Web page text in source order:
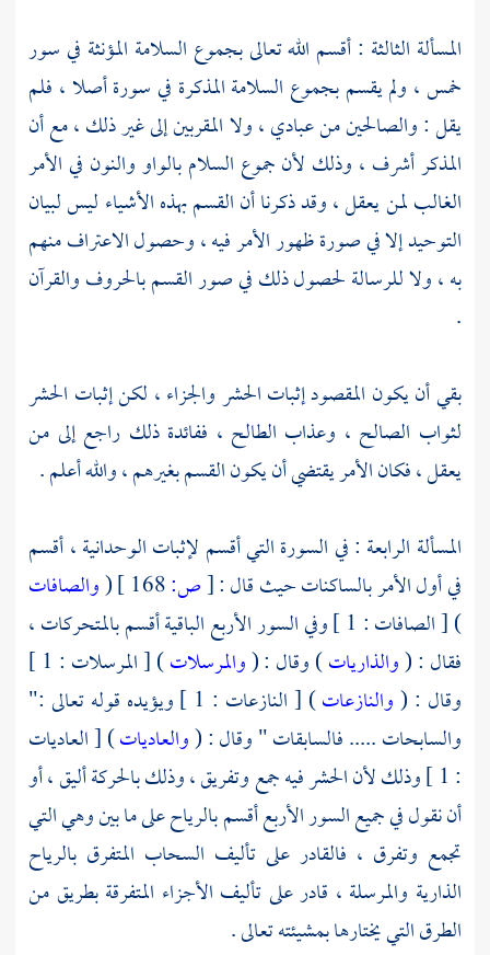
المسألة الثالثة : أقسم الله تعالى بجموع السلامة المؤنثة في سور
خمس ، ولم يقسم بجموع السلامة المذكرة في سورة أصلا ، فلم
يقل : والصالحين من عبادي ، ولا المقربين إلى غير ذلك ، مع أن
المذكر أشرف ، وذلك لأن جموع السلام بالواو والنون في الأمر
الغالب لمن يعقل ، وقد ذكرنا أن القسم بهذه الأشياء ليس لبيان
التوحيد إلا في صورة ظهور الأمر فيه ، وحصول الاعتراف منهم
به ، ولا للرسالة لحصول ذلك في صور القسم بالحروف والقرآن
.
بقي أن يكون المقصود إثبات الحشر والجزاء ، لكن إثبات الحشر
لثواب الصالح ، وعذاب الطالح ، ففائدة ذلك راجع إلى من
يعقل ، فكان الأمر يقتضي أن يكون القسم بغيرهم ، والله أعلم .
المسألة الرابعة : في السورة التي أقسم لإثبات الوحدانية ، أقسم
في أول الأمر بالساكنات حيث قال :[ص: (والصافات
) [ الصافات : 1 ] وفي السور الأربع الباقية أقسم بالمتحركات ،
فقال : (والذاريات) وقال : (والمرسلات
) [ المرسلات : 1 ]
وقال : (والنازعات
) [ النازعات : 1 ] ويؤيده قوله تعالى :"
والسابحات ..... فالسابقات " وقال : (والعاديات) [ العاديات
: 1 ] وذلك لأن الحشر فيه جمع وتفريق ، وذلك بالحركة أليق ، أو
أن نقول في جميع السور الأربع أقسم بالرياح على ما بين وهي التي
تجمع وتفرق ، فالقادر على تأليف السحاب المتفرق بالرياح
الذارية والمرسلة ، قادر على تأليف الأجزاء المتفرقة بطريق من
الطرق التي يختارها بمشيئته تعالى .